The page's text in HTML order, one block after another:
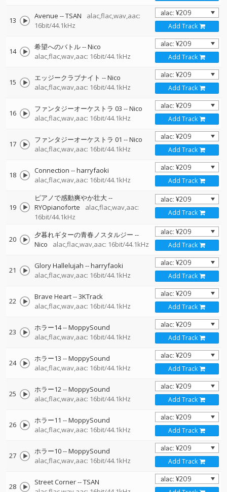
13 Avenue --TSAN
alac,flac,wav,aac:
16bit/44.1kHz
Add Track
14 希望へのバトル--Nico
alac,flac,wav,aac: 16bit/44.1kHz
Add Track
15 エッジークラブナイト --Nico
alac,flac,wav,aac: 16bit/44.1kHz
Add Track
16 ファンタジーオーケストラ 03 --Nico
alac,flac,wav,aac: 16bit/44.1kHz
Add Track
17 ファンタジーオーケストラ 01 --Nico
alac,flac,wav,aac: 16bit/44.1kHz
Add Track
18 Connection --harryfaoki
alac,flac,wav,aac: 16bit/44.1kHz
Add Track
19
ピアノで感動爽やか壮大--
RYOpianoforte
alac,flac,wav,aac:
16bit/44.1kHz
Add Track
20 夕暮れギターの青春ノスタルジー --
Nico
alac,flac,wav,aac: 16bit/44.1kHz Add Track
21 Glory Hallelujah --harryfaoki
alac,flac,wav,aac: 16bit/44.1kHz
Add Track
22 Brave Heart--3KTrack
alac,flac,wav,aac: 16bit/44.1kHz
Add Track
23 ホラー14--MoppySound
alac,flac,wav,aac: 16bit/44.1kHz
Add Track
24 ホラー13 --MoppySound
alac,flac,wav,aac: 16bit/44.1kHz
Add Track
25 ホラー12--MoppySound
alac,flac,wav,aac: 16bit/44.1kHz
Add Track
26 ホラー11 --MoppySound
alac,flac,wav,aac: 16bit/44.1kHz
Add Track
27 ホラー10--MoppySound
alac,flac,wav,aac: 16bit/44.1kHz
Add Track
28 Street Corner--TSAN